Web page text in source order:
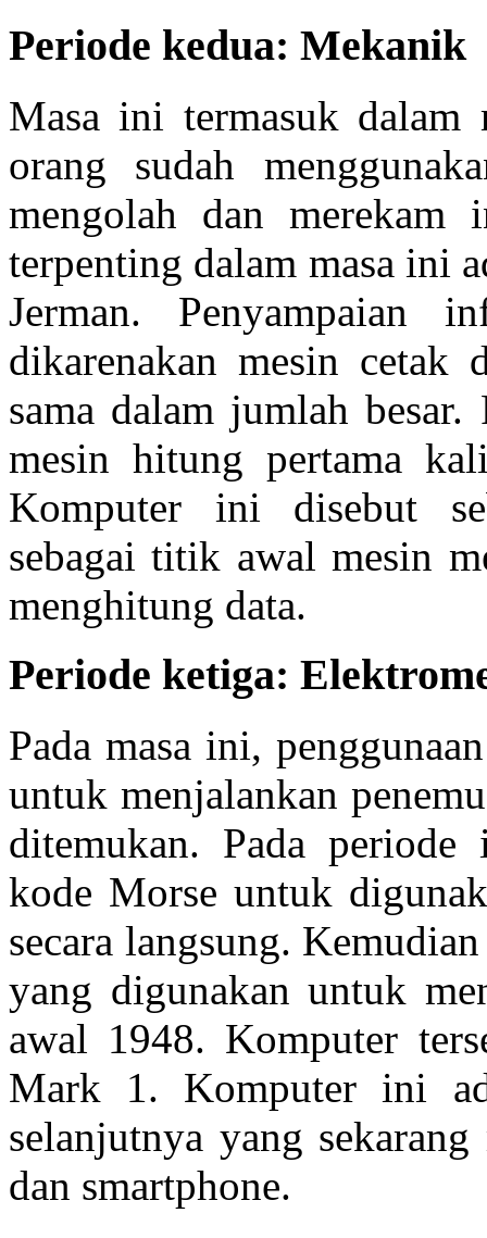
Periode kedua: Mekanik
Masa ini termasuk dalam
orang sudah
mengolah dan merekam
terpenting dalam masa ini
Jerman. Penyampaian
dikarenakan mesin cetak
sama dalam jumlah
mesin hitung pertama
Komputer ini disebut
sebagai titik awal mesin
menghitung data.
Periode ketiga:
Pada masa ini,
untuk menjalankan
ditemukan. Pada
kode Morse untuk
secara langsung.
yang digunakan untuk
awal 1948. Komputer
Mark 1. Komputer ini
selanjutnya yang
dan smartphone.